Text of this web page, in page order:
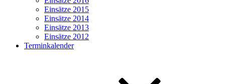
Einsätze 2015
Einsätze 2014
Einsätze 2013
Einsätze 2012
Terminkalender